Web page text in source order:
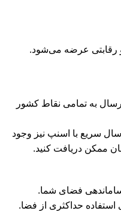
رقابتی عرضه می‌شود.
به تمامی نقاط کشور
سریع با اسنپ نیز وجود
ممکن دریافت کنید.
فضای شما.
استفاده حداکثری از فضا.